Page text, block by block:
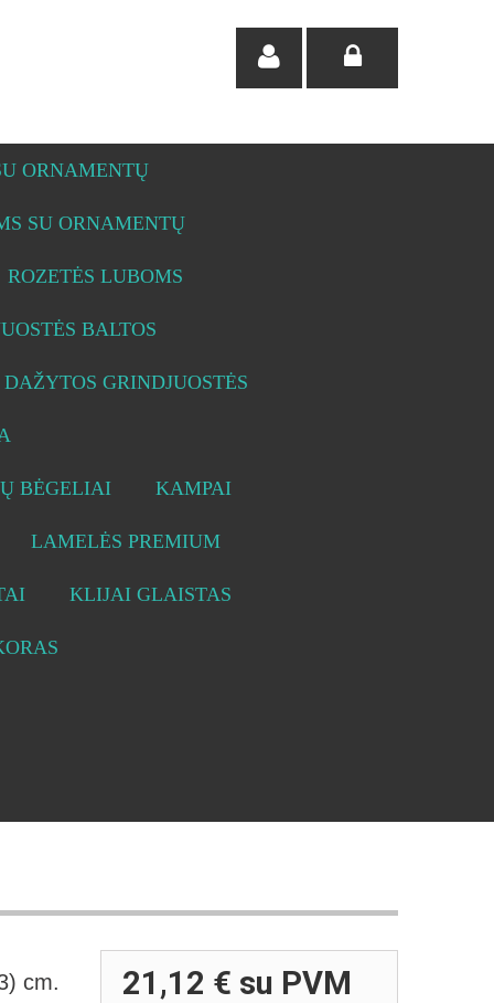
ORNAMENTŲ
SU ORNAMENTŲ
ROZETĖS LUBOMS
BALTOS
DAŽYTOS GRINDJUOSTĖS
BĖGELIAI KAMPAI
LAMELĖS PREMIUM
KLIJAI GLAISTAS
cm. 21,12 € su PVM